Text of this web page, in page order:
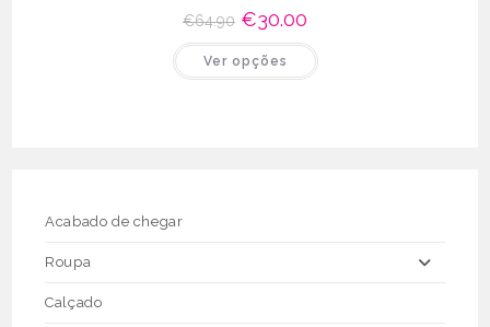
€64.90 O
preço
original
era:
€64.90.
€30.00
atual
€30.00.
Ver opções
product
Acabado de chegar
Roupa
Calçado